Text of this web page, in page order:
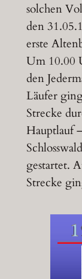
solchen
den
erste
Um 10.00
den
Läufer
Strecke
Hauptlauf
gestartet.
Strecke